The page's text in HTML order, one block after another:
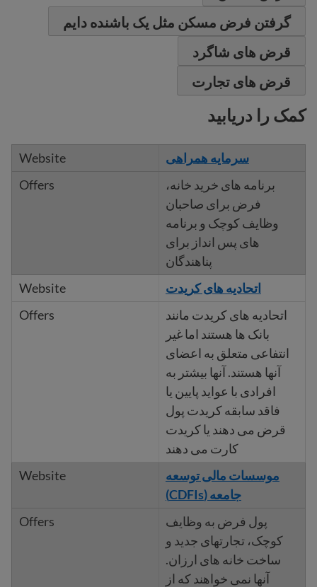
گرفتن فرض مسکن مثل یک باشنده دایم
قرض های شاگرد
قرض های تجارت
کمک را دریابید
سرمایه همراهی
برنامه های خرید خانه،
فرض برای صاحبان
وظایف کوچک و برنامه
های پس انداز برای
پناهندگان
اتحادیه های کریدت
اتحادیه های کریدت مانند
بانک ها هستند اما غیر
انتفاعی متعلق به اعضای
آنها هستند. آنها بیشتر به
افرادی با عواید پایین یا
فاقد سابقه کریدت پول
قرض می دهند یا کریدت
کارت می دهند
موسسات مالی توسعه
جامعه (CDFIs)
پول فرض به وظایف
کوچک، تجارتهای جدید و
ساخت خانه های ارزان.
آنها نمی خواهند که از